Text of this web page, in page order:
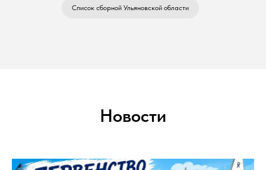
Список сборной Ульяновской области
Новости